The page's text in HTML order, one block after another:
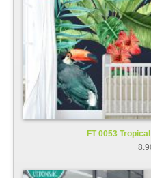
FT 0053